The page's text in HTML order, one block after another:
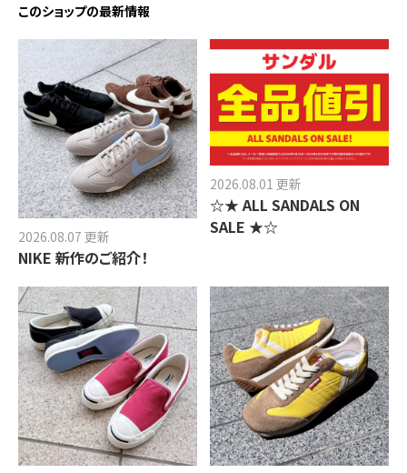
このショップの最新情報
2026.08.07 更新
NIKE 新作のご紹介！
2026.08.01 更新
☆★ ALL SANDALS ON
SALE ★☆